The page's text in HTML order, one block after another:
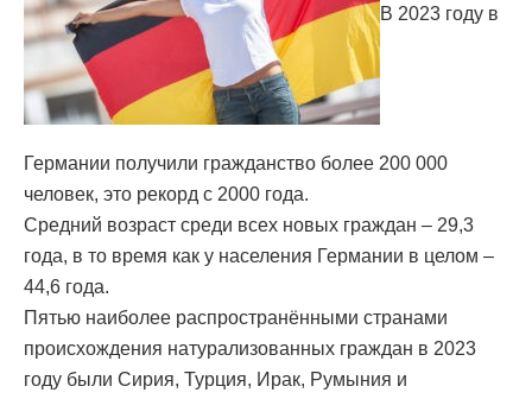
В 2023 году в
Германии получили гражданство более 200 000
человек, это рекорд с 2000 года.
Средний возраст среди всех новых граждан – 29,3
года, в то время как у населения Германии в целом –
44,6 года.
Пятью наиболее распространёнными странами
происхождения натурализованных граждан в 2023
году были Сирия, Турция, Ирак, Румыния и